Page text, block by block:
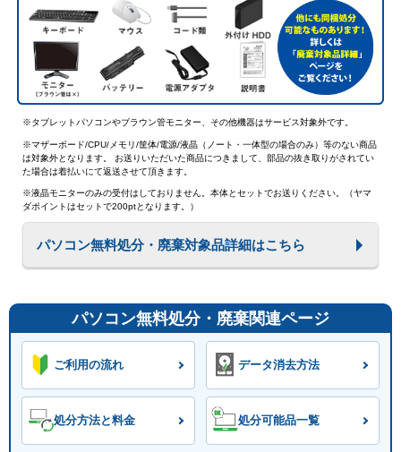
※タブレットパソコンやブラウン管モニター、その他機器はサービス対象外です。
※マザーボード/CPU/メモリ/筐体/電源/液晶（ノート・一体型の場合のみ）等のない商品
は対象外となります。 お送りいただいた商品につきまして、部品の抜き取りがされてい
た場合は着払いにて返送させて頂きます。
※液晶モニターのみの受付はしておりません。本体とセットでお送りください。（ヤマ
ダポイントはセットで200ptとなります。）
パソコン無料処分・廃棄対象品詳細はこちら
パソコン無料処分・廃棄関連ページ
ご利用の流れ データ消去方法
処分方法と料金 処分可能品一覧